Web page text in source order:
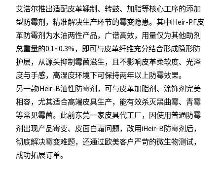
艾浩尔推出适配皮革鞣制、转鼓、加脂等核心工序的添加
型防霉剂，精准解决生产环节的霉变隐患。其中iHeir-PF皮
革防霉剂为水油两性产品，广谱高效，用量仅为其他助剂
总重量的0.1~0.3%，即可与皮革纤维充分结合形成隐形防
护层，从源头抑制霉菌滋生，且不影响皮革柔软度、光泽
度与手感，高湿度环境下可保持两年以上防霉效果。
另一款iHeir-B油性防霉剂，可与皮革加脂剂、涂饰剂完美
相容，尤其适合高端皮具生产，能有效杀灭黑曲霉、青霉
等常见霉菌。此前东莞一家皮具代工厂，因使用普通防霉
剂出现产品霉变、皮面白霜问题，改用iHeir-B防霉剂后，
彻底解决霉变难题，还通过欧美客户严苛的微生物测试，
成功拓展订单。